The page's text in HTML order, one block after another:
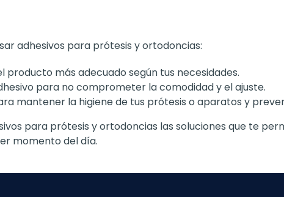
adhesivos para prótesis y ortodoncias:
más adecuado según tus necesidades.
para no comprometer la comodidad y el ajuste.
mantener la higiene de tus prótesis o aparatos y
para prótesis y ortodoncias las soluciones que te
momento del día.